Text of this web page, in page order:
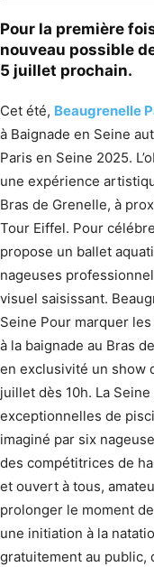
Pour la première
nouveau possible
5 juillet prochain.
Cet été, Beaugrenelle
à Baignade en Seine
Paris en Seine 2025.
une expérience
Bras de Grenelle, à
Tour Eiffel. Pour
propose un ballet
nageuses
visuel saisissant.
Seine Pour marquer
à la baignade au Bras
en exclusivité un show
juillet dès 10h. La
exceptionnelles de
imaginé par six
des compétitrices de
et ouvert à tous,
prolonger le moment
une initiation à la
gratuitement au public,